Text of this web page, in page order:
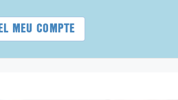
EL MEU COMPTE